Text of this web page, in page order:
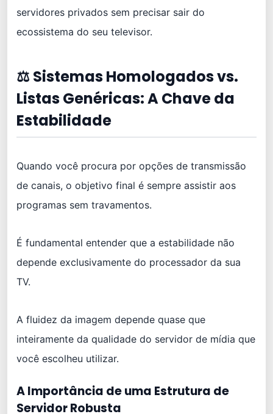
servidores privados sem precisar sair do
ecossistema do seu televisor.
⚖️ Sistemas Homologados vs.
Listas Genéricas: A Chave da
Estabilidade
Quando você procura por opções de transmissão
de canais, o objetivo final é sempre assistir aos
programas sem travamentos.
É fundamental entender que a estabilidade não
depende exclusivamente do processador da sua
TV.
A fluidez da imagem depende quase que
inteiramente da qualidade do servidor de mídia que
você escolheu utilizar.
A Importância de uma Estrutura de
Servidor Robusta